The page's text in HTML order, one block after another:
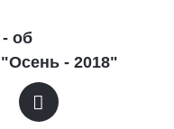
об
- 2018"